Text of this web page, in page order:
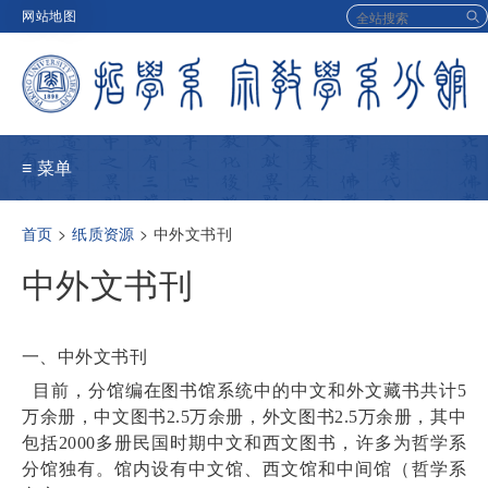
Skip
to
main
navigation
网站地图
≡ 菜单
面
包
屑
首页 纸质资源 中外文书刊
中外文书刊
一、中外文书刊
目前， 分馆编在图书馆系统中的中文和外文藏书共计5
万余册，中文图书2.5万余册，外文图书2.5万余册，其中
包括2000多册民国时期中文和西文图书，许多为哲学系
分馆独有。馆内设有中文馆、西文馆和中间馆（哲学系